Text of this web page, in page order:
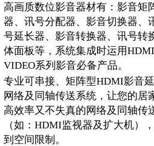
高画质数位影音器材有：影音矩
器、讯号分配器、影音切换器、
号延长器、影音转换器、讯号转
体面板等，系统集成时运用
VIDEO系列影音必备产品。
专业可串接、矩阵型HDMI影音
网络及同轴传送系统，让您的居
高效率又不失真的网络及同轴传
（如：HDMI监视器及扩大机）
到空间限制。